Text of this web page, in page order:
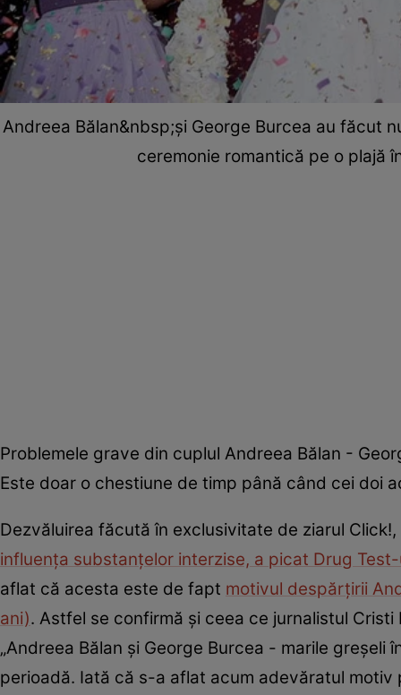
Andreea Bălan&nbsp;şi George Burcea au făcut
ceremonie romantică pe o plajă
Problemele grave din cuplul Andreea Bălan -
Este doar o chestiune de timp până când cei doi
Dezvăluirea făcută în exclusivitate de ziarul
influența substanțelor interzise, a picat Drug
aflat că acesta este de fapt motivul despărțirii
ani). Astfel se confirmă și ceea ce jurnalistul
„Andreea Bălan și George Burcea - marile
perioadă. Iată că s-a aflat acum adevăratul